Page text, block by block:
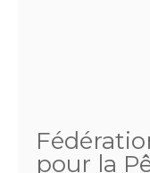
pour la